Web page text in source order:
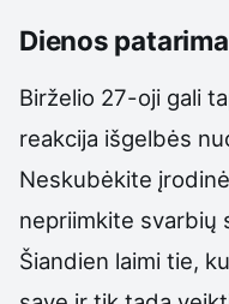
Dienos
Birželio 27-oji gali
reakcija išgelbės
Neskubėkite
nepriimkite svarbių
Šiandien laimi tie,